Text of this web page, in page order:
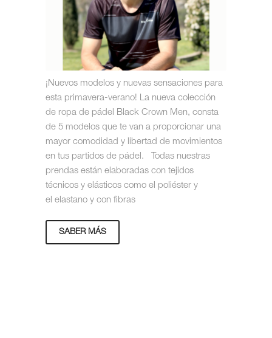
¡Nuevos modelos y nuevas sensaciones para
esta primavera-verano! La nueva colección
de ropa de pádel Black Crown Men, consta
de 5 modelos que te van a proporcionar una
mayor comodidad y libertad de movimientos
en tus partidos de pádel. Todas nuestras
prendas están elaboradas con tejidos
técnicos y elásticos como el poliéster y
el elastano y con fibras
SABER MÁS